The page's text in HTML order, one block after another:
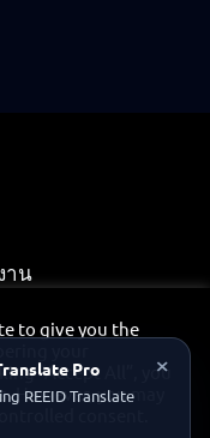
าน
นตัว
to give you the
your
“Accept All”, you
you may
consent.
×
Pro
REEID Translate